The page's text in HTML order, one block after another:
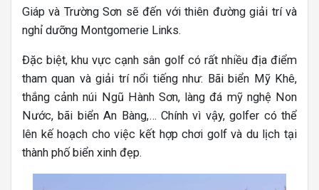
Giáp và Trường Sơn sẽ đến với thiên đường giải trí và
nghỉ dưỡng Montgomerie Links.
Đặc biệt, khu vực cạnh sân golf có rất nhiều địa điểm
tham quan và giải trí nổi tiếng như: Bãi biển Mỹ Khê,
thắng cảnh núi Ngũ Hành Sơn, làng đá mỹ nghệ Non
Nước, bãi biển An Bàng,… Chính vì vậy, golfer có thể
lên kế hoạch cho việc kết hợp chơi golf và du lịch tại
thành phố biển xinh đẹp.